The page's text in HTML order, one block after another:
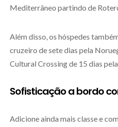
Mediterrâneo partindo de
Além disso, os hóspedes
cruzeiro de sete dias pela
Cultural Crossing de 15 dias
Sofisticação a bordo
Adicione ainda mais classe e